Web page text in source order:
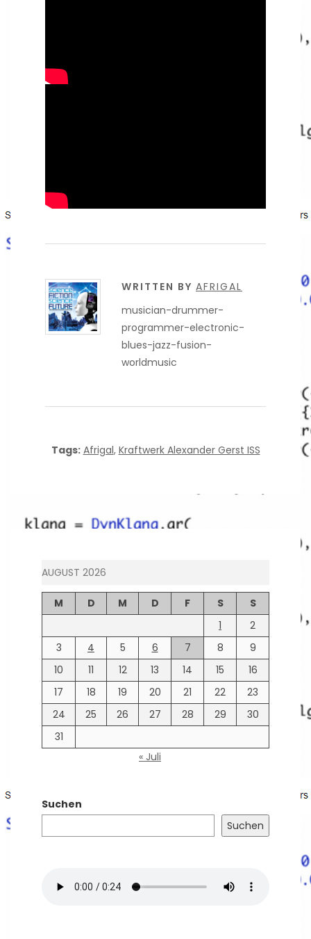
WRITTEN BY AFRIGAL
musician-drummer-
programmer-electronic-
blues-jazz-fusion-
worldmusic
Tags: Afrigal, Kraftwerk Alexander Gerst ISS
AUGUST 2026
M D M D F S
S
1
2
3
4 5 6 7 8
9
10
11 12 13 14 15
16
17
18 19 20 21 22
23
24
25 26 27 28 29
30
31
« Juli
Suchen
Suchen